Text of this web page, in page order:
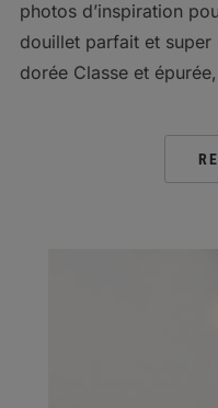
photos d’inspiration
douillet parfait et
dorée Classe et